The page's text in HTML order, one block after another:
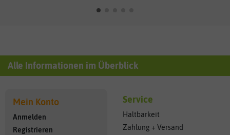
Alle Informationen im Überblick
Mein Konto
Anmelden
Registrieren
Service
Haltbarkeit
Zahlung + Versand